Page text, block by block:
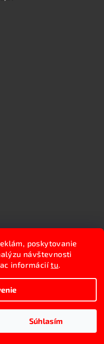
poskytovanie
návštevnosti
informáciítu.
Súhlasím
cookies